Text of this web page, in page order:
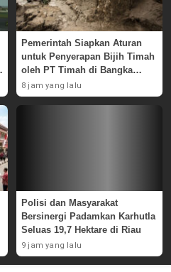
Pemerintah Siapkan Aturan
untuk Penyerapan Bijih Timah
oleh PT Timah di Bangka
Belitung
8 jam yang lalu
Polisi dan Masyarakat
Bersinergi Padamkan Karhutla
Seluas 19,7 Hektare di Riau
9 jam yang lalu